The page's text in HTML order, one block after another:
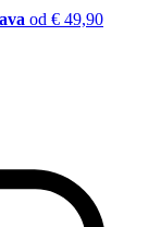
od € 49,90